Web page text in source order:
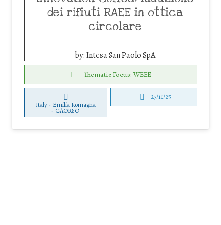
dei rifiuti RAEE in ottica
circolare
by:Intesa San Paolo SpA
Thematic Focus: WEEE
Italy - Emilia Romagna
- CAORSO
27/11/25